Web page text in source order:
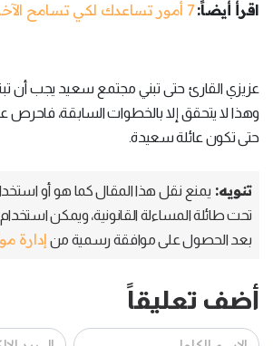
اقرأ أيضاً: 7 أمور تساعدك لكي تسامح الآخرين بصدق
عزيزي القارئ حتى تبني مجتمع سعيد يجب أن
وهذا لا يتحقق إلا بالخطوات السابقة، فاحرص
حتى تكون عائلة سعيدة.
تنويه: يمنع نقل هذا المقال كما هو أو
تحت طائلة المساءلة القانونية، ويمكن
بعد الحصول على موافقة رسمية من إدارة
أضف تعليقاً